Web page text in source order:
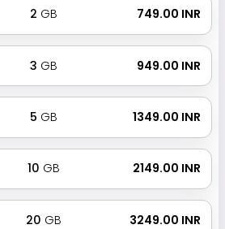
2 GB ₹ 749.00 INR
3 GB ₹ 949.00 INR
5 GB ₹ 1349.00 INR
10 GB ₹ 2149.00 INR
20 GB ₹ 3249.00 INR